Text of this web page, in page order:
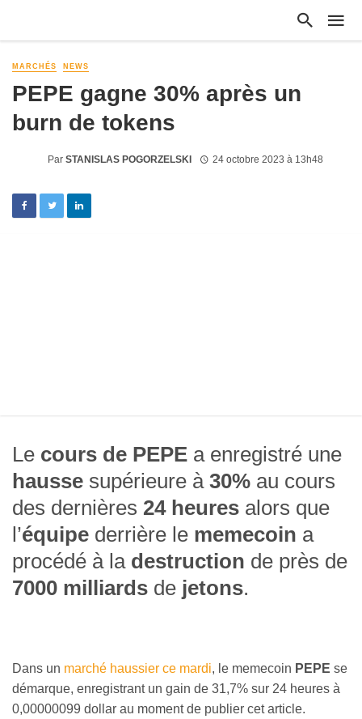
MARCHÉS NEWS
PEPE gagne 30% après un
burn de tokens
Par STANISLAS POGORZELSKI 24 octobre 2023 à 13h48
Le cours de PEPE a enregistré une
hausse supérieure à 30% au cours
des dernières 24 heures alors que
l’équipe derrière le memecoin a
procédé à la destruction de près de
7000 milliards de jetons.
Dans un marché haussier ce mardi, le memecoin PEPE se
démarque, enregistrant un gain de 31,7% sur 24 heures à
0,00000099 dollar au moment de publier cet article.